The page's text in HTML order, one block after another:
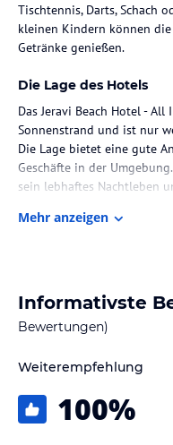
Tischtennis, Darts, Schach
kleinen Kindern können
Getränke genießen.
Die Lage des Hotels
Das Jeravi Beach Hotel -
Sonnenstrand und ist nur
Die Lage bietet eine gute
Geschäfte in der
sein lebhaftes Nachtleben
Zimmer /
Verdunklungsvorhängen
Sonnenschein eine
Das Jeravi Beach Hotel -
mit einer Terrasse und
Mehr anzeigen
Informativste
Bewertungen)
Weiterempfehlung
100%